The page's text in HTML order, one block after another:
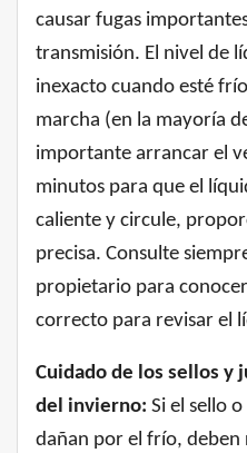
causar fugas
transmisión. El nivel de
inexacto cuando esté
marcha (en la mayoría
importante arrancar el
minutos para que el
caliente y circule,
precisa. Consulte
propietario para
correcto para revisar el
Cuidado de los sellos y
del invierno: Si el sello
dañan por el frío, deben